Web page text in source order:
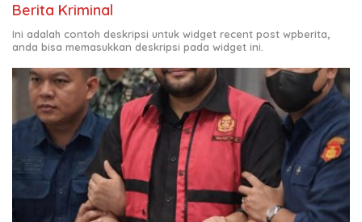
Berita Kriminal
Ini adalah contoh deskripsi untuk widget recent post wpberita,
anda bisa memasukkan deskripsi pada widget ini.